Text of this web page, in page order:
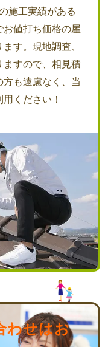
施工実績がある
値打ち価格の屋
す。現地調査、
ますので、相見積
方も遠慮なく、当
ください！
わせはお